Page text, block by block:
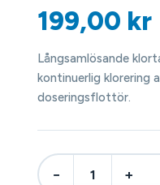
199,00 kr
Långsamlösande
kontinuerlig klorering
doseringsflottör.
− +